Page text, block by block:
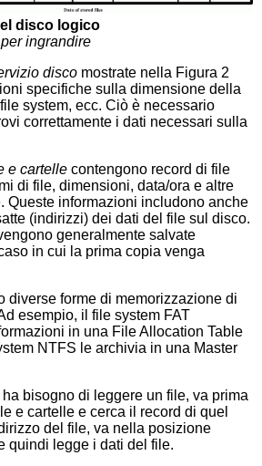
disco logico
ingrandire
disco mostrate nella Figura 2
specifiche sulla dimensione della
system, ecc. Ciò è necessario
correttamente i dati necessari sulla
e cartelle contengono record di file
di file, dimensioni, data/ora e altre
Queste informazioni includono anche
(indirizzi) dei dati del file sul disco.
generalmente salvate
in cui la prima copia venga
diverse forme di memorizzazione di
esempio, il file system FAT
in una File Allocation Table
NTFS le archivia in una Master
bisogno di leggere un file, va prima
e cartelle e cerca il record di quel
del file, va nella posizione
quindi legge i dati del file.